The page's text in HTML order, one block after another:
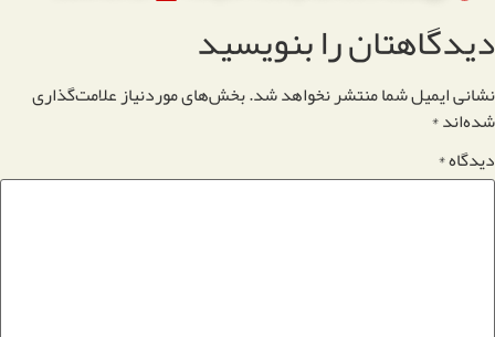
دیدگاهتان را بنویسید
نشانی ایمیل شما منتشر نخواهد شد.بخش‌های موردنیاز علامت‌گذاری
شده‌اند*
دیدگاه*